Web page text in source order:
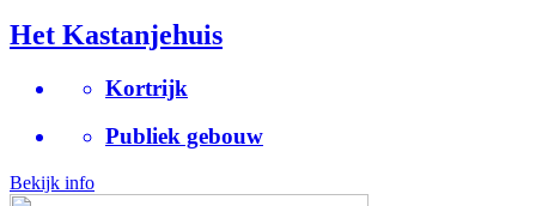
Het Kastanjehuis
Kortrijk
Publiek gebouw
Bekijk info